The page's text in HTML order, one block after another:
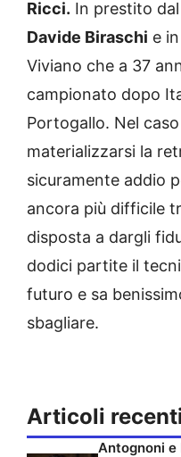
Ricci. In prestito dal
Davide Biraschi e
Viviano che a 37
campionato dopo
Portogallo. Nel
materializzarsi la
sicuramente addio
ancora più difficile
disposta a dargli
dodici partite il
futuro e sa
sbagliare.
Articoli
Antognoni e